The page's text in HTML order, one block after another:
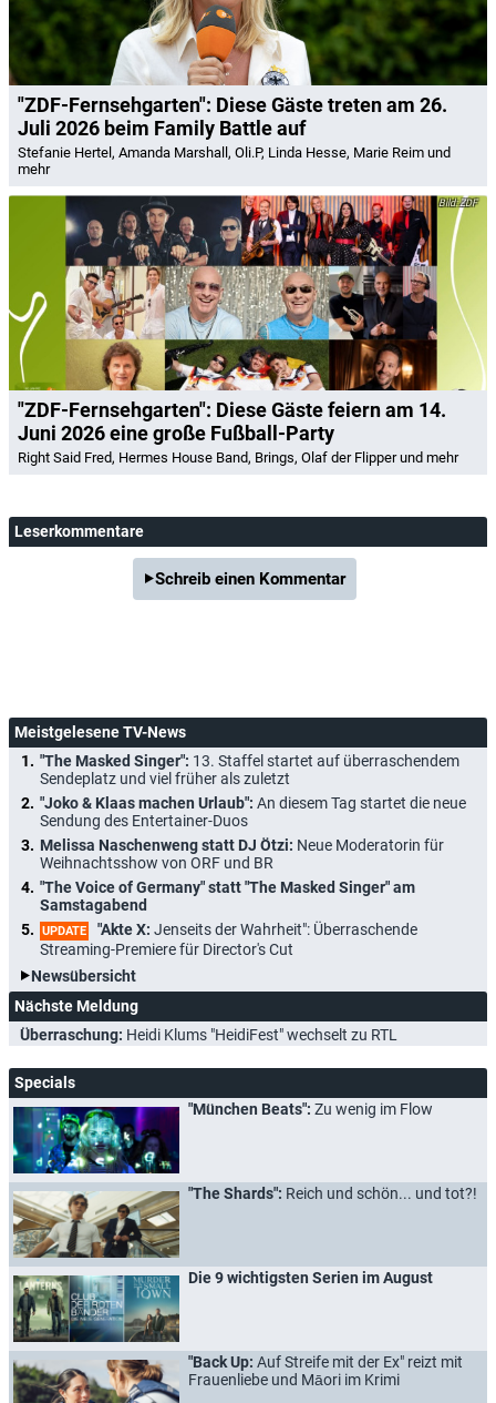
"ZDF-Fernsehgarten": Diese Gäste treten am 26.
Juli 2026 beim Family Battle auf
Stefanie Hertel, Amanda Marshall, Oli.P, Linda Hesse, Marie Reim und
mehr
ZDF
"ZDF-Fernsehgarten": Diese Gäste feiern am 14.
Juni 2026 eine große Fußball-Party
Right Said Fred, Hermes House Band, Brings, Olaf der Flipper und mehr
Leserkommentare
Schreib einen Kommentar
Meistgelesene TV-News
"The Masked Singer": 13. Staffel startet auf überraschendem
Sendeplatz und viel früher als zuletzt
"Joko & Klaas machen Urlaub": An diesem Tag startet die neue
Sendung des Entertainer-Duos
Melissa Naschenweng statt DJ Ötzi: Neue Moderatorin für
Weihnachtsshow von ORF und BR
"The Voice of Germany" statt "The Masked Singer" am
Samstagabend
UPDATE "Akte X: Jenseits der Wahrheit": Überraschende
Streaming-Premiere für Director's Cut
Newsübersicht
Nächste Meldung
Überraschung: Heidi Klums "HeidiFest" wechselt zu RTL
Specials
"München Beats": Zu wenig im Flow
"The Shards": Reich und schön... und tot?!
Die 9 wichtigsten Serien im August
"Back Up: Auf Streife mit der Ex" reizt mit
Frauenliebe und Māori im Krimi